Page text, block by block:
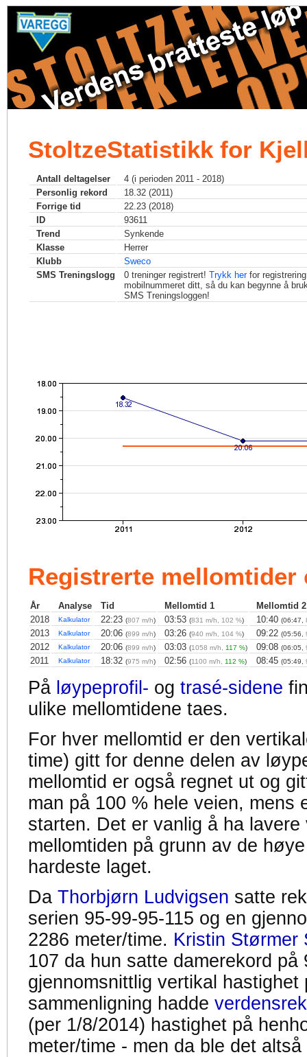
StoltzeStatistikk for
Antall deltagelser
4 (i perioden 2011 - 2018)
Personlig rekord
18.32 (2011)
Forrige tid
22.23 (2018)
ID
93611
Trend
Synkende
Klasse
Herrer
Klubb
Sweco
SMS Treningslogg
0 treninger registrert! Trykk herfor
mobilnummeret ditt, så du kan begynne å
SMS Treningsloggen!
Registrerte mellomtider
År Analyse Tid Mellomtid 1
Mellomtid 2
2018
Kalkulator 22:23 (807 m/h) 03:53 (831 m/h, 102 %) 10:40 (06:47,
2013 Kalkulator 20:06 (899 m/h) 03:26 (940 m/h, 104 %) 09:22 (05:56,
2012 Kalkulator 20:06 (899 m/h) 03:03 (1058 m/h, 117 %) 09:08 (06:05,
2011 Kalkulator 18:32 (975 m/h) 02:56 (1100 m/h, 112 %) 08:45 (05:49,
På løypeprofil- og trasé-sidene
ulike mellomtidene taes.
For hver mellomtid er den
time) gitt for denne delen av
mellomtid er også regnet ut og
man på 100 % hele veien, mens
starten. Det er vanlig å ha
mellomtiden på grunn av de
hardeste laget.
Da Thorbjørn Ludvigsen satte
serien 95-99-95-115 og en
2286 meter/time. Kristin Størmer
107 da hun satte damerekord på
gjennomsnittlig vertikal hastighet
sammenligning hadde
(per 1/8/2014) hastighet på
meter/time - men da ble det